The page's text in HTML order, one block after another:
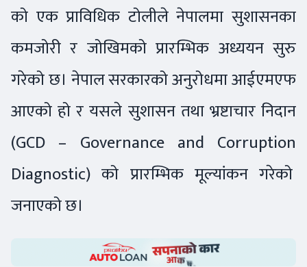
को एक प्राविधिक टोलीले नेपालमा सुशासनका
कमजोरी र जोखिमको प्रारम्भिक अध्ययन सुरु
गरेको छ। नेपाल सरकारको अनुरोधमा आईएमएफ
आएको हो र यसले सुशासन तथा भ्रष्टाचार निदान
(GCD – Governance and Corruption
Diagnostic) को प्रारम्भिक मूल्यांकन गरेको
जनाएको छ।